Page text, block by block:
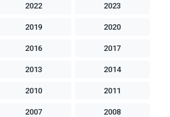
2023
2022
2020
2019
2017
2016
2014
2013
2011
2010
2008
2007